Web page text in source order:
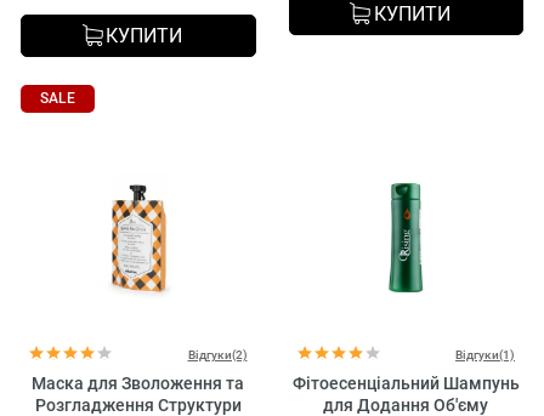
КУПИТИ
КУПИТИ
SALE
Відгуки(2)
Маска для Зволоження та
Розгладження Структури
Відгуки(1)
Фітоесенціальний Шампунь
для Додання Об'єму